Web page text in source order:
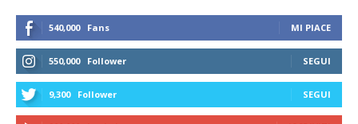
540,000 Fans MI PIACE
550,000 Follower SEGUI
9,300 Follower SEGUI